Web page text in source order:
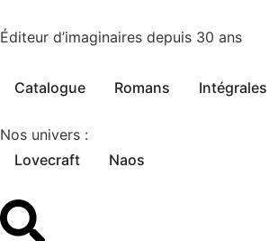
Éditeur d’imaginaires depuis 30 ans
Catalogue Romans Intégrales
Nos univers :
Lovecraft
Naos